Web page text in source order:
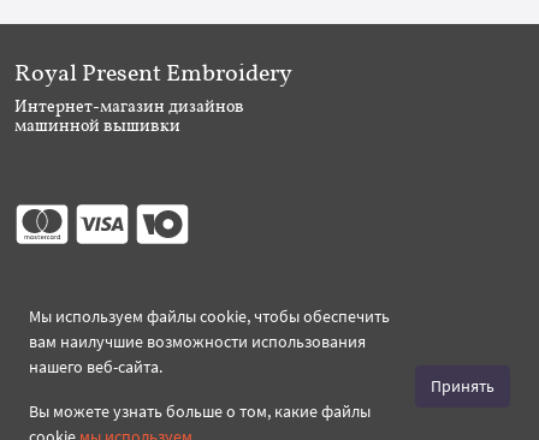
Мы используем файлы cookie, чтобы обеспечить
вам наилучшие возможности использования
нашего веб-сайта.
Вы можете узнать больше о том, какие файлы
Принять
Royal Present Embroidery
Интернет-магазин дизайнов
машинной вышивки
Присоединяйтесь